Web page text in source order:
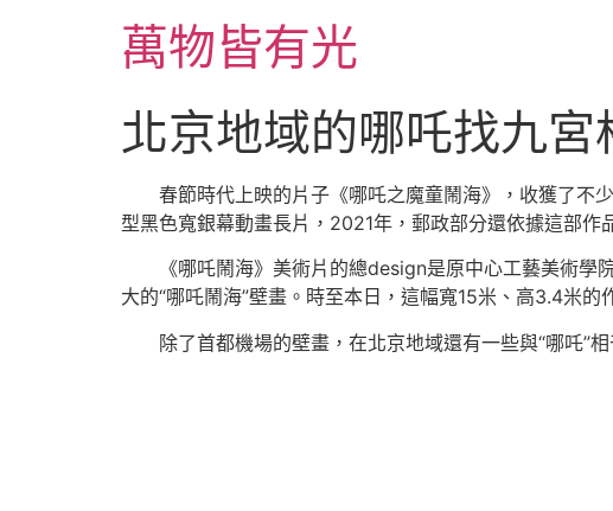
萬物皆有光
北京地域的哪吒找九
春節時代上映的片子《哪吒之魔童鬧海》，收獲了不
型黑色寬銀幕動畫長片，2021年，郵政部分還依據這部
《哪吒鬧海》美術片的總design是原中心工藝美術
大的“哪吒鬧海”壁畫。時至本日，這幅寬15米、高3.4米
除了首都機場的壁畫，在北京地域還有一些與“哪吒”